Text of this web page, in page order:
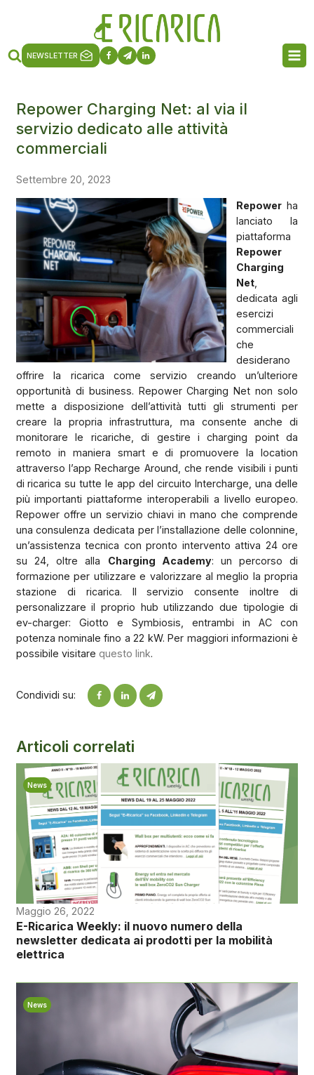
NEWSLETTER
Repower Charging Net: al via il
servizio dedicato alle attività
commerciali
Settembre 20, 2023
Repowerha
lanciato la
piattaforma
Repower
Charging
Net,
dedicata agli
esercizi
commerciali
che
desiderano
offrire la ricarica come servizio creando un’ulteriore
opportunità di business. Repower Charging Net non solo
mette a disposizione dell’attività tutti gli strumenti per
creare la propria infrastruttura, ma consente anche di
monitorare le ricariche, di gestire i charging point da
remoto in maniera smart e di promuovere la location
attraverso l’app Recharge Around, che rende visibili i punti
di ricarica su tutte le app del circuito Intercharge, una delle
più importanti piattaforme interoperabili a livello europeo.
Repower offre un servizio chiavi in mano che comprende
una consulenza dedicata per l’installazione delle colonnine,
un’assistenza tecnica con pronto intervento attiva 24 ore
su 24, oltre alla Charging Academy: un percorso di
formazione per utilizzare e valorizzare al meglio la propria
stazione di ricarica. Il servizio consente inoltre di
personalizzare il proprio hub utilizzando due tipologie di
ev-charger: Giotto e Symbiosis, entrambi in AC con
potenza nominale fino a 22 kW. Per maggiori informazioni è
possibile visitare questo link.
Condividi su:
Articoli correlati
News
Maggio 26, 2022
E-Ricarica Weekly: il nuovo numero della
newsletter dedicata ai prodotti per la mobilità
elettrica
News